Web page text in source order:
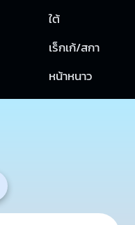
ใต้
เร็กเก้/สกา
หน้าหนาว